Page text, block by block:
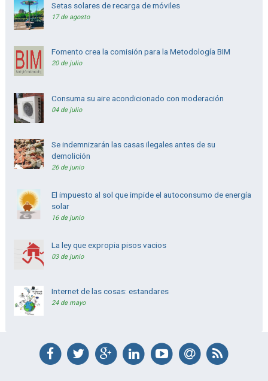
Setas solares de recarga de móviles
17 de agosto
Fomento crea la comisión para la Metodología BIM
20 de julio
Consuma su aire acondicionado con moderación
04 de julio
Se indemnizarán las casas ilegales antes de su
demolición
26 de junio
El impuesto al sol que impide el autoconsumo de energía
solar
16 de junio
La ley que expropia pisos vacios
03 de junio
Internet de las cosas: estandares
24 de mayo